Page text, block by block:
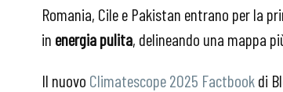
Romania, Cile e Pakistan entrano per la
in energia pulita, delineando una mappa
Il nuovo Climatescope 2025 Factbookdi